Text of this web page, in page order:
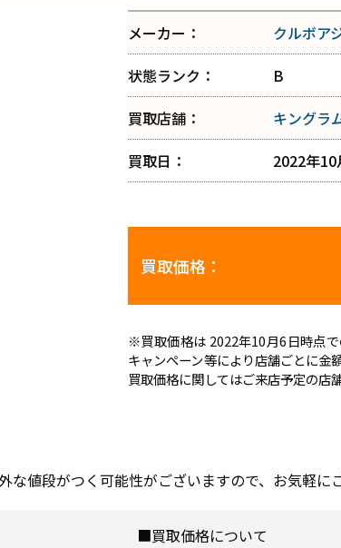
メーカー：
クルボア
状態ランク：
B
買取店舗：
キングラ
買取日：
2022年10
買取価格：
※買取価格は 2022年10月6日時点
キャンペーン等により店舗ごとに金
買取価格に関してはご来店予定の店
な値段がつく可能性がございますので、お気軽に
■買取価格について